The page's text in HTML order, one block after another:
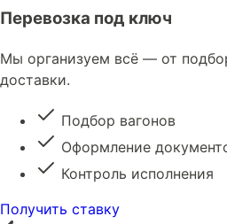
Перевозка под ключ
Мы организуем всё — от
доставки.
Подбор вагонов
Оформление
Контроль исполнения
Получить ставку